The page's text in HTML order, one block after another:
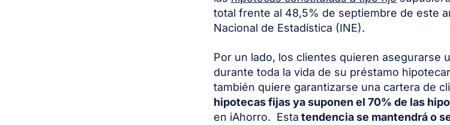
total frente al 48,5% de septiembre de este
Nacional de Estadística (INE).
Por un lado, los clientes quieren asegurarse
durante toda la vida de su préstamo
también quiere garantizarse una cartera de
hipotecas fijas ya suponen el 70% de las
en iAhorro. Esta tendencia se mantendrá o